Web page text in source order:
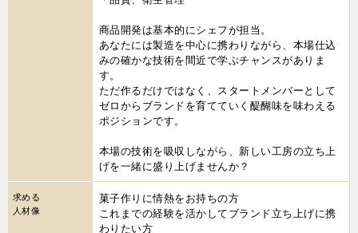
商品開発は基本的にシェフが担当。
あなたには製造を中心に携わりながら、本場仕込
みの確かな技術を間近で学ぶチャンスがありま
す。
ただ作るだけではなく、スタートメンバーとして
ゼロからブランドを育てていく醍醐味を味わえる
ポジションです。
本場の技術を吸収しながら、新しい工房の立ち上
げを一緒に盛り上げませんか？
求める
人材像
菓子作りに情熱をお持ちの方
これまでの経験を活かしてブランド立ち上げに携
わりたい方